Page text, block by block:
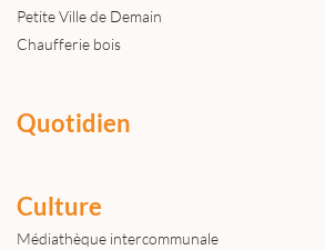
Petite Ville de Demain
Chaufferie bois
Quotidien
Culture
Médiathèque intercommunale